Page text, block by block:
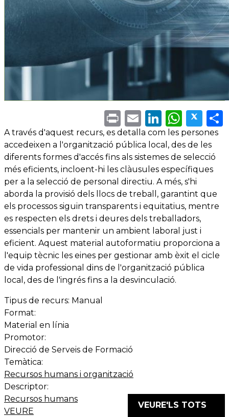
PrintEmail
A través d'aquest recurs, es detalla com les persones
accedeixen a l'organització pública local, des de les
diferents formes d'accés fins als sistemes de selecció
més eficients, incloent-hi les clàusules específiques
per a la selecció de personal directiu. A més, s'hi
aborda la provisió dels llocs de treball, garantint que
els processos siguin transparents i equitatius, mentre
es respecten els drets i deures dels treballadors,
essencials per mantenir un ambient laboral just i
eficient. Aquest material autoformatiu proporciona a
l'equip tècnic les eines per gestionar amb èxit el cicle
de vida professional dins de l'organització pública
local, des de l'ingrés fins a la desvinculació.
Tipus de recurs: Manual
Format:
Material en línia
Promotor:
Direcció de Serveis de Formació
Temàtica:
Recursos humans i organització
Descriptor:
Recursos humans
VEURE
VEURE'LS TOTS